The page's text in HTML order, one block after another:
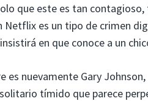
que este es tan
Netflix es un tipo de crimen
en que conoce a un
es nuevamente Gary
tímido que parece